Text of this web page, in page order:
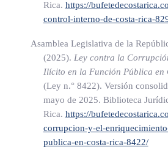
absoluta del despido irregular, la cual
la Contraloría General de la República
conformidad con el artículo 28 de esta
funcionario irregularmente removido
reinstalación, como si la remoción no
Rica. https://
control-interno-de-costa-rica-
Asamblea Legislativa de la
(2025). Ley contra la
Ilícito en la Función Pública en
(Ley n.° 8422). Versión
mayo de 2025. Biblioteca
Rica. https://
corrupcion-y-el-
publica-en-costa-rica-8422/